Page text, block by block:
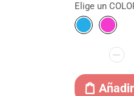
Elige un